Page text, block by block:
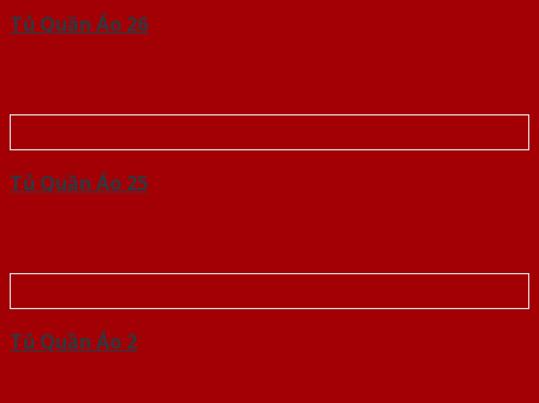
Tủ Quần Áo 26
Tủ Quần Áo 25
Tủ Quần Áo 2